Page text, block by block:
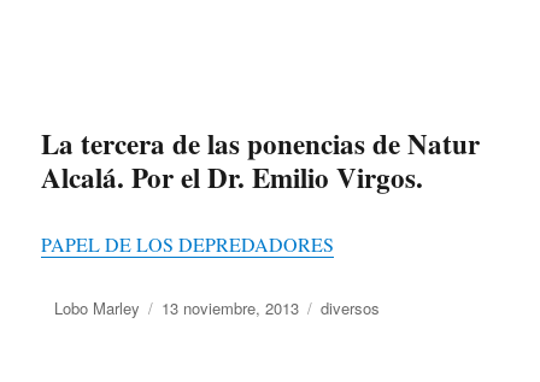
La tercera de las ponencias de Natur
Alcalá. Por el Dr. Emilio Virgos.
PAPEL DE LOS DEPREDADORES
Autor
Lobo Marley
Publicado
13 noviembre, 2013 Categorías
diversos